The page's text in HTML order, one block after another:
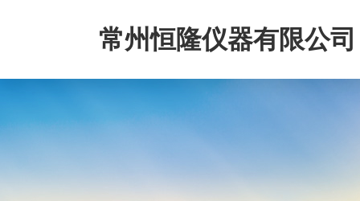
常州恒隆仪器有限公司